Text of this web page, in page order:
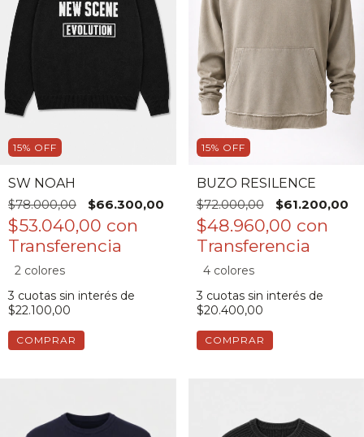
15% OFF
SW NOAH
$78.000,00
$66.300,00
$53.040,00 con
2 colores
3 cuotas sin interés de
$22.100,00
COMPRAR
15% OFF
BUZO RESILENCE
$72.000,00
$61.200,00
$48.960,00 con
4 colores
3 cuotas sin interés de
$20.400,00
COMPRAR